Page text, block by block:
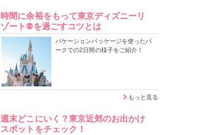
時間に余裕をもって東京ディズニーリ
ゾート®を過ごすコツとは
バケーションパッケージを使ったパ
ークでの2日間の様子をご紹介！
もっと見る
週末どこにいく？東京近郊のお出かけ
スポットをチェック！